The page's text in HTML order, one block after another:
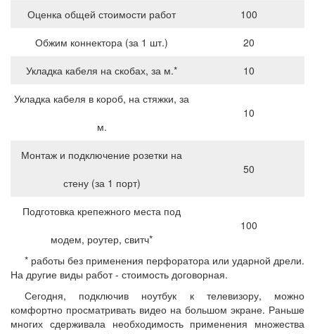
Оценка общей стоимости работ
100
Обжим коннектора (за 1 шт.)
20
Укладка кабеля на скобах, за м.*
10
Укладка кабеля в короб, на стяжки, за
м.
10
Монтаж и подключение розетки на
стену (за 1 порт)
50
Подготовка крепежного места под
модем, роутер, свитч*
100
* работы без применения перфоратора или ударной дрели.
На другие виды работ - стоимость договорная.
Сегодня, подключив ноутбук к телевизору, можно
комфортно просматривать видео на большом экране. Раньше
многих сдерживала необходимость применения множества